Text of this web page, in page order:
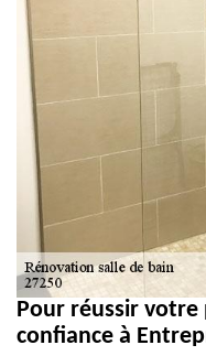
Pour réussir votre
confiance à